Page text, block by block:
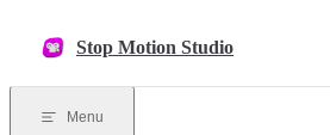
Stop Motion Studio
Menu